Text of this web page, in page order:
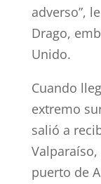
adverso”,
Drago,
Unido.
Cuando
extremo
salió a
puerto de